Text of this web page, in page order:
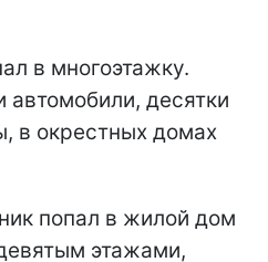
в многоэтажку.
автомобили, десятки
в окрестных домах
попал в жилой дом
этажами,